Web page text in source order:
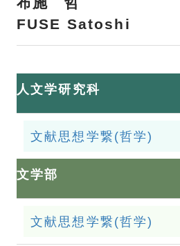
FUSE Satoshi
人文学研究科
文献思想学繋(哲学)
文学部
文献思想学繋(哲学)